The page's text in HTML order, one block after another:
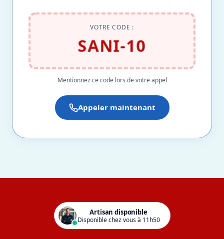
VOTRE CODE :
SANI-10
Mentionnez ce code lors de votre appel
Appeler maintenant
Artisan disponible
Disponible chez vous à 11h50